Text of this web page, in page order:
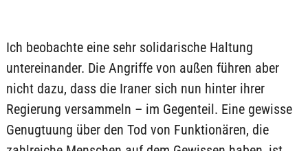
Ich beobachte eine sehr solidarische Haltung
untereinander. Die Angriffe von außen führen aber
nicht dazu, dass die Iraner sich nun hinter ihrer
Regierung versammeln – im Gegenteil. Eine gewisse
Genugtuung über den Tod von Funktionären, die